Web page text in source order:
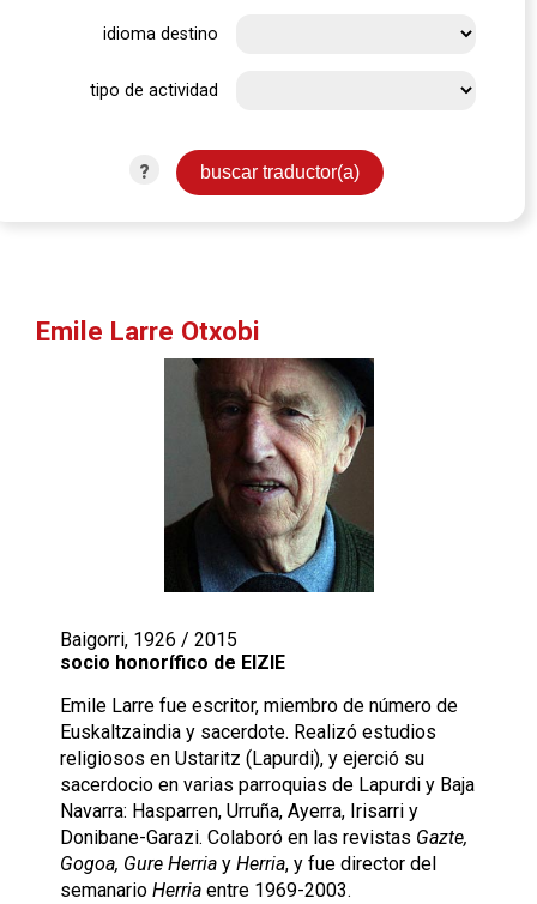
idioma destino
tipo de actividad
?
Emile Larre Otxobi
Baigorri, 1926 / 2015
socio honorífico de EIZIE
Emile Larre fue escritor, miembro de número de
Euskaltzaindia y sacerdote. Realizó estudios
religiosos en Ustaritz (Lapurdi), y ejerció su
sacerdocio en varias parroquias de Lapurdi y Baja
Navarra: Hasparren, Urruña, Ayerra, Irisarri y
Donibane-Garazi. Colaboró en las revistas Gazte,
Gogoa, Gure Herria y Herria, y fue director del
semanario Herria entre 1969-2003.